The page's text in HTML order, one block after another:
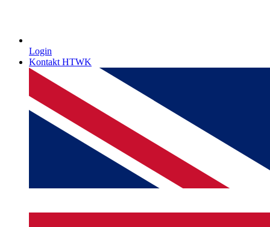
Login
Kontakt HTWK